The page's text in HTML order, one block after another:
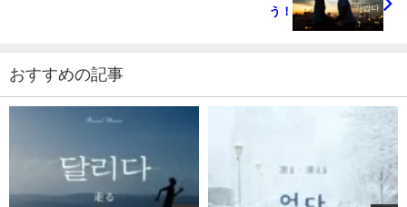
う！
おすすめの記事